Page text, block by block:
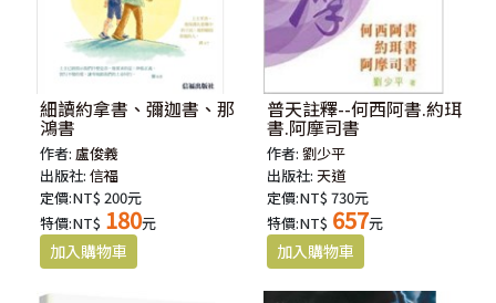
細讀約拿書、彌迦書、那
鴻書
作者:盧俊義
出版社:信福
定價:NT$ 200元
特價:NT$ 180元
普天註釋--何西阿書.約珥
書.阿摩司書
作者:劉少平
出版社:天道
定價:NT$ 730元
特價:NT$ 657元